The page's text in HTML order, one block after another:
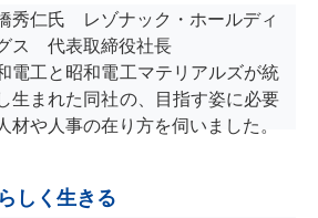
秀仁氏 レゾナック・ホールディ
ス 代表取締役社長
電工と昭和電工マテリアルズが統
生まれた同社の、目指す姿に必要
材や人事の在り方を伺いました。
しく生きる